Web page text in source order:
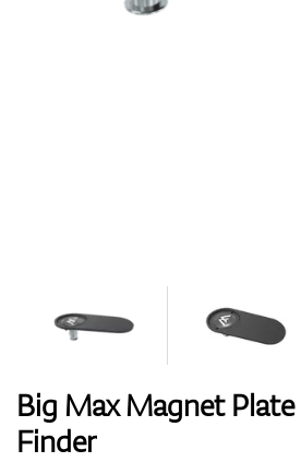
Bagy
Big Max Magnet Plate
Finder